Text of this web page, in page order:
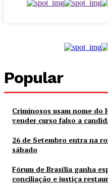
Popular
Criminosos usam nome do
vender curso falso a
26 de Setembro entra na
sábado
Fórum de Brasília ganha
conciliação e justiça